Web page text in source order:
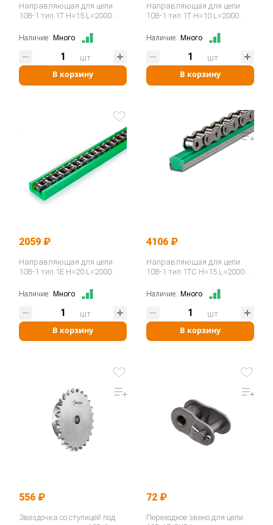
Направляющая для цепи
10B-1 тип 1Т H=15 L=2000
Наличие: Много
В корзину
шт
Направляющая для цепи
10B-1 тип 1Т H=10 L=2000
Наличие: Много
В корзину
шт
2059 ₽
Направляющая для цепи
10B-1 тип 1E H=20 L=2000
Наличие: Много
В корзину
шт
4106 ₽
Направляющая для цепи
10B-1 тип 1ТС H=15 L=2000
Наличие: Много
В корзину
шт
556 ₽
Звездочка со ступицей под
72 ₽
Переходное звено для цепи